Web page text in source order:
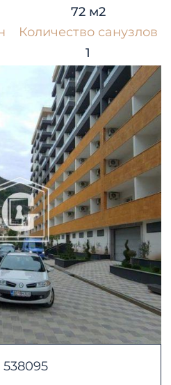
72 м2
Количество санузлов
1
538095